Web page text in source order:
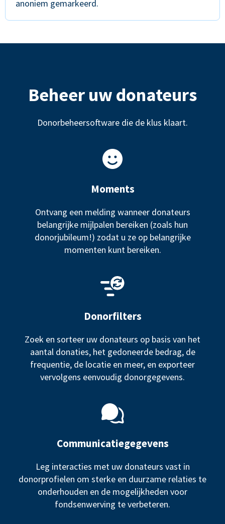
anoniem gemarkeerd.
Beheer uw donateurs
Donorbeheersoftware die de klus klaart.
Moments
Ontvang een melding wanneer donateurs
belangrijke mijlpalen bereiken (zoals hun
donorjubileum!) zodat u ze op belangrijke
momenten kunt bereiken.
Donorfilters
Zoek en sorteer uw donateurs op basis van het
aantal donaties, het gedoneerde bedrag, de
frequentie, de locatie en meer, en exporteer
vervolgens eenvoudig donorgegevens.
Communicatiegegevens
Leg interacties met uw donateurs vast in
donorprofielen om sterke en duurzame relaties te
onderhouden en de mogelijkheden voor
fondsenwerving te verbeteren.